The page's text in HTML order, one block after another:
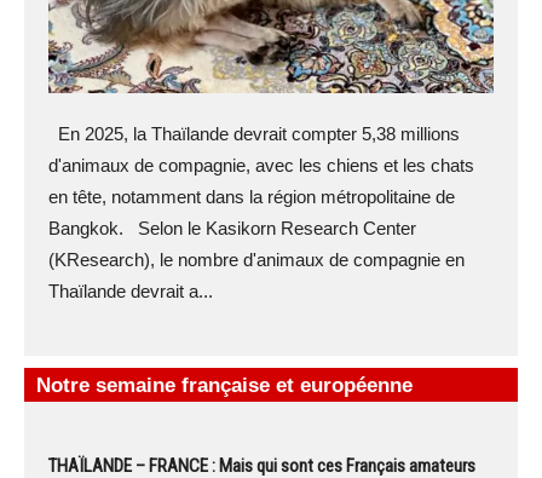
En 2025, la Thaïlande devrait compter 5,38 millions
d'animaux de compagnie, avec les chiens et les chats
en tête, notamment dans la région métropolitaine de
Bangkok. Selon le Kasikorn Research Center
(KResearch), le nombre d'animaux de compagnie en
Thaïlande devrait a...
Notre semaine française et européenne
THAÏLANDE – FRANCE : Mais qui sont ces Français amateurs